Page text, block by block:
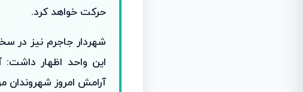
حرکت خواهد کرد.
شهردار جاجرم نیز در
این واحد اظهار
آرامش امروز شهروندان